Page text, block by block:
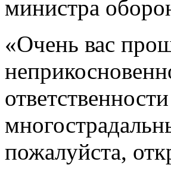
министра
«Очень вас
пожалуйста,